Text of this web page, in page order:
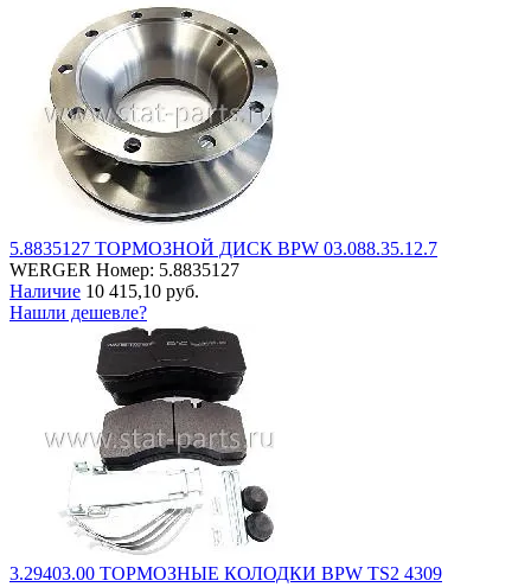
5.8835127 ТОРМОЗНОЙ ДИСК BPW 03.088.35.12.7
WERGER Номер: 5.8835127
Наличие 10 415,10 руб.
Нашли дешевле?
3.29403.00 ТОРМОЗНЫЕ КОЛОДКИ BPW TS2 4309